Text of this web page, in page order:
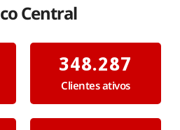
Central
348.287
Clientes ativos